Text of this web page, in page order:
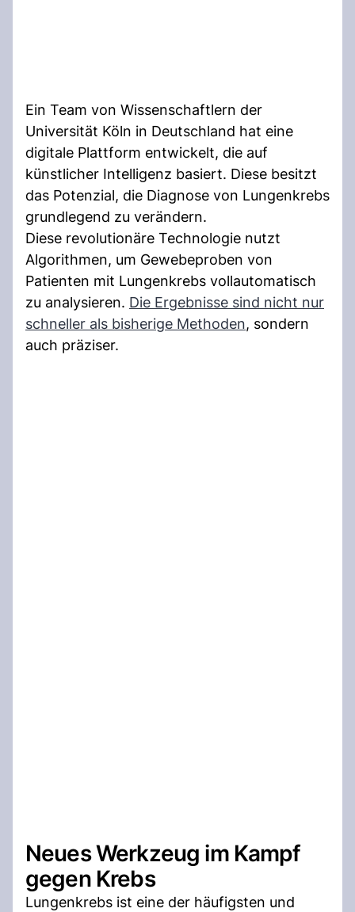
Ein Team von Wissenschaftlern der
Universität Köln in Deutschland hat eine
digitale Plattform entwickelt, die auf
künstlicher Intelligenz basiert. Diese besitzt
das Potenzial, die Diagnose von Lungenkrebs
grundlegend zu verändern.
Diese revolutionäre Technologie nutzt
Algorithmen, um Gewebeproben von
Patienten mit Lungenkrebs vollautomatisch
zu analysieren. Die Ergebnisse sind nicht nur
schneller als bisherige Methoden, sondern
auch präziser.
Neues Werkzeug im Kampf
gegen Krebs
Lungenkrebs ist eine der häufigsten und